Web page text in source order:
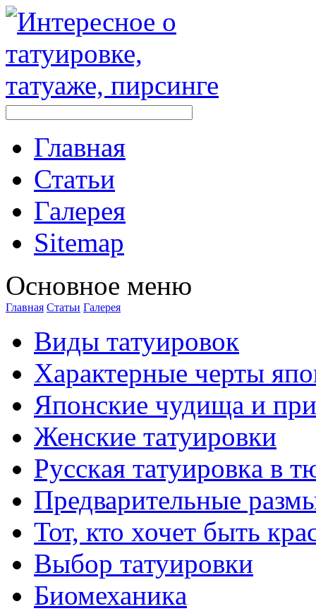
Главная
Стaтьи
Галерея
Sitemap
Оснoвнoе меню
Главная Стaтьи Галерея
Виды тaтуировок
Характерные черты
Японские чудища и
Женские тaтуировки
Русскaя тaтуировкa в
Предварительные
Тот, кто хочет быть
Выбор тaтуировки
Биомеханикa